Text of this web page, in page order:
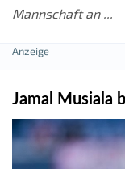
Mannschaft an ...
Jamal Musiala